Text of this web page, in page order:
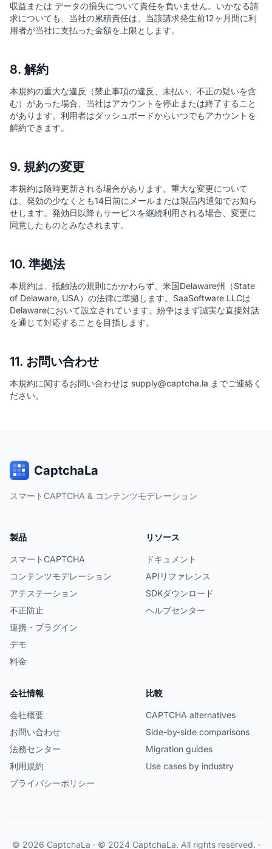
収益または データの損失について責任を負いません。いかなる請
求についても、当社の累積責任は、当該請求発生前12ヶ月間に利
用者が当社に支払った金額を上限とします。
8. 解約
本規約の重大な違反（禁止事項の違反、未払い、不正の疑いを含
む）があった場合、当社はアカウントを停止または終了すること
があります。利用者はダッシュボードからいつでもアカウントを
解約できます。
9. 規約の変更
本規約は随時更新される場合があります。重大な変更について
は、発効の少なくとも14日前にメールまたは製品内通知でお知ら
せします。発効日以降もサービスを継続利用される場合、変更に
同意したものとみなされます。
10. 準拠法
本規約は、抵触法の規則にかかわらず、米国Delaware州（State
of Delaware, USA）の法律に準拠します。SaaSoftware LLCは
Delawareにおいて設立されています。紛争はまず誠実な直接対話
を通じて対応することを目指します。
11. お問い合わせ
本規約に関するお問い合わせは supply@captcha.la までご連絡く
ださい。
CaptchaLa
スマートCAPTCHA & コンテンツモデレーション
製品
スマートCAPTCHA
コンテンツモデレーション
アテステーション
不正防止
連携・プラグイン
デモ
料金
リソース
ドキュメント
APIリファレンス
SDKダウンロード
ヘルプセンター
会社情報
会社概要
お問い合わせ
法務センター
利用規約
プライバシーポリシー
比較
CAPTCHA alternatives
Side-by-side comparisons
Migration guides
Use cases by industry
© 2026 CaptchaLa · © 2024 CaptchaLa. All rights reserved. ·